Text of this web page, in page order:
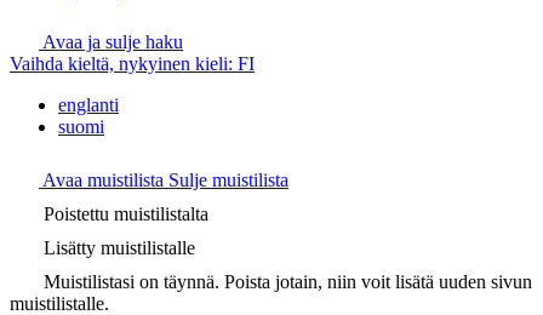
Avaa ja sulje haku
Vaihda kieltä, nykyinen kieli: FI
englanti
suomi
Avaa muistilista Sulje muistilista
Poistettu muistilistalta
Lisätty muistilistalle
Muistilistasi on täynnä. Poista jotain, niin voit lisätä uuden sivun
muistilistalle.